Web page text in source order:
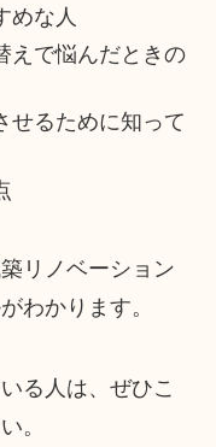
めな人
えで悩んだときの
せるために知って
リノベーション
わかります。
る人は、ぜひこ
。